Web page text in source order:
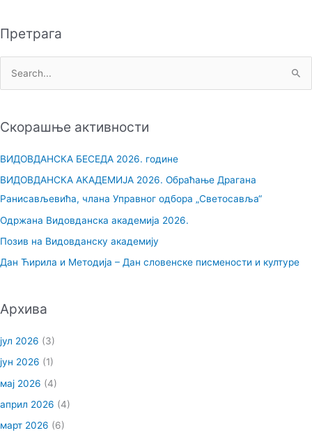
Претрага
т
з
а
:
Скорашње активности
ВИДОВДАНСКА БЕСЕДА 2026. године
ВИДОВДАНСКА АКАДЕМИЈА 2026. Обраћање Драгана
Ранисављевића, члана Управног одбора „Светосавља“
Одржана Видовданска академија 2026.
Позив на Видовданску академију
Дан Ћирила и Методија – Дан словенске писмености и културе
Архива
јул 2026 (3)
јун 2026 (1)
мај 2026 (4)
април 2026 (4)
март 2026 (6)